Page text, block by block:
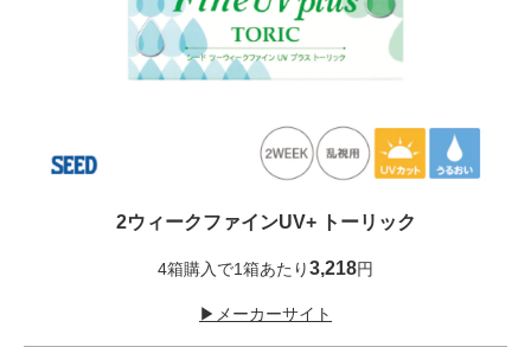
2ウィークファインUV+ トーリック
4箱購入で1箱あたり3,218円
▶メーカーサイト